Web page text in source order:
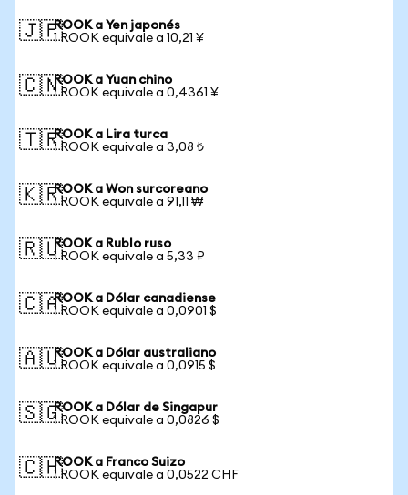
🇯🇵ROOK a Yen japonés
1 ROOK equivale a 10,21 ¥
🇨🇳ROOK a Yuan chino
1 ROOK equivale a 0,4361 ¥
🇹🇷ROOK a Lira turca
1 ROOK equivale a 3,08 ₺
🇰🇷ROOK a Won surcoreano
1 ROOK equivale a 91,11 ₩
🇷🇺ROOK a Rublo ruso
1 ROOK equivale a 5,33 ₽
🇨🇦ROOK a Dólar canadiense
1 ROOK equivale a 0,0901 $
🇦🇺ROOK a Dólar australiano
1 ROOK equivale a 0,0915 $
🇸🇬ROOK a Dólar de Singapur
1 ROOK equivale a 0,0826 $
🇨🇭ROOK a Franco Suizo
1 ROOK equivale a 0,0522 CHF